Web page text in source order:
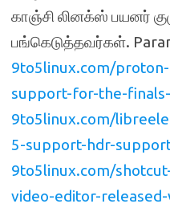
காஞ்சி லினக்ஸ் பயனர்
பங்கெடுத்தவர்கள்.
9to5linux.com/
support-for-the-
9to5linux.com/
5-support-hdr-
9to5linux.com/
video-editor-